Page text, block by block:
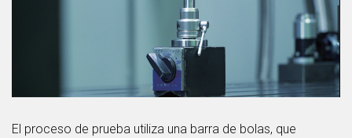
El proceso de prueba utiliza una barra de bolas, que